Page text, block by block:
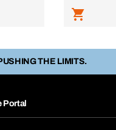
THE LIMITS.
Portal